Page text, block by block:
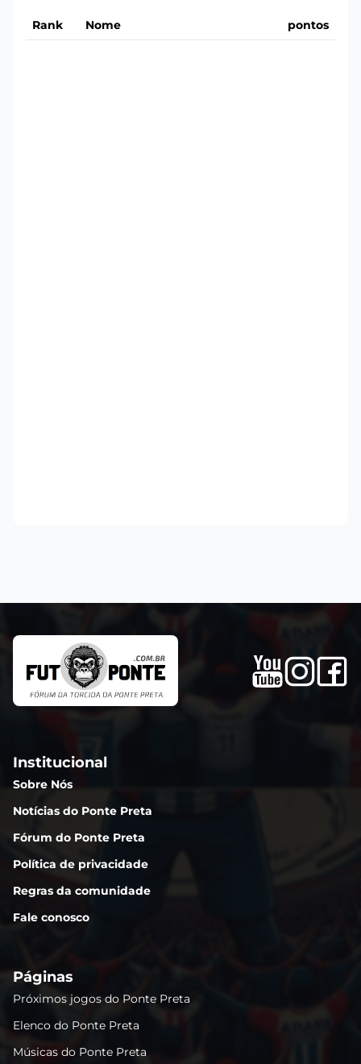
Rank Nome pontos
Institucional
Sobre Nós
Notícias do Ponte Preta
Fórum do Ponte Preta
Política de privacidade
Regras da comunidade
Fale conosco
Páginas
Próximos jogos do Ponte Preta
Elenco do Ponte Preta
Músicas do Ponte Preta